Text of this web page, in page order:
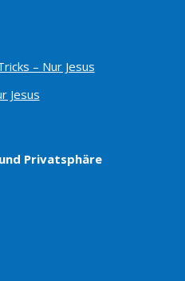
– Nur Jesus
Jesus
Privatsphäre